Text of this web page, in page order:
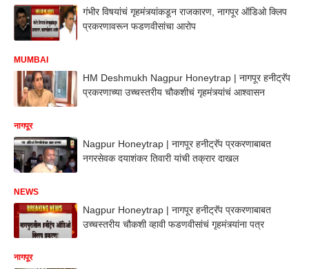
गंभीर विषयांचं गृहमंत्र्यांकडून राजकारण, नागपूर ऑडिओ क्लिप
प्रकरणावरून फडणवीसांचा आरोप
MUMBAI
HM Deshmukh Nagpur Honeytrap | नागपूर हनीट्रॅप
प्रकरणाच्या उच्चस्तरीय चौकशीचं गृहमंत्र्यांचं आश्वासन
नागपूर
Nagpur Honeytrap | नागपूर हनीट्रॅप प्रकरणाबाबत
नगरसेवक दयाशंकर तिवारी यांची तक्रार दाखल
NEWS
Nagpur Honeytrap | नागपूर हनीट्रॅप प्रकरणाबाबत
उच्चस्तरीय चौकशी व्हावी फडणवीसांचं गृहमंत्र्यांना पत्र
नागपूर